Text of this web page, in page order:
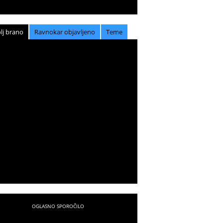
brano Ravnokar objavljeno Teme